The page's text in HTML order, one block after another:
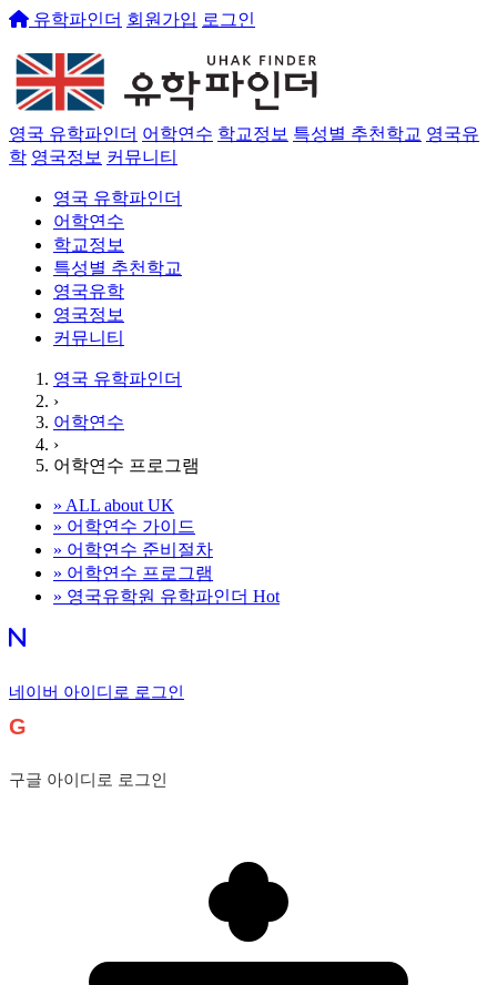
유학파인더 회원가입 로그인
영국 유학파인더 어학연수 학교정보 특성별 추천학교 영국유
학 영국정보 커뮤니티
영국 유학파인더
어학연수
학교정보
특성별 추천학교
영국유학
영국정보
커뮤니티
영국 유학파인더
›
어학연수
›
어학연수 프로그램
» ALL about UK
» 어학연수 가이드
» 어학연수 준비절차
» 어학연수 프로그램
» 영국유학원 유학파인더 Hot
네이버 아이디로 로그인
G
구글 아이디로 로그인